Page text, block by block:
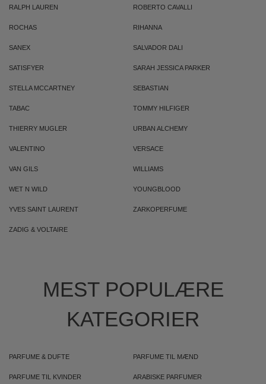
RALPH LAUREN ROBERTO CAVALLI
ROCHAS RIHANNA
SANEX SALVADOR DALI
SATISFYER SARAH JESSICA PARKER
STELLA MCCARTNEY SEBASTIAN
TABAC TOMMY HILFIGER
THIERRY MUGLER URBAN ALCHEMY
VALENTINO VERSACE
VAN GILS WILLIAMS
WET N WILD YOUNGBLOOD
YVES SAINT LAURENT ZARKOPERFUME
ZADIG & VOLTAIRE
MEST POPULÆRE
KATEGORIER
PARFUME & DUFTE PARFUME TIL MÆND
PARFUME TIL KVINDER ARABISKE PARFUMER